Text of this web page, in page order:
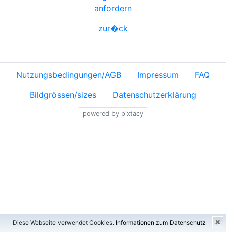
Diese Webseite verwendet Cookies. Informationen zum Datenschutz ✖
anfordern
zur�ck
Nutzungsbedingungen/AGB Impressum
FAQ
Bildgrössen/sizes
Datenschutzerklärung
powered by pixtacy